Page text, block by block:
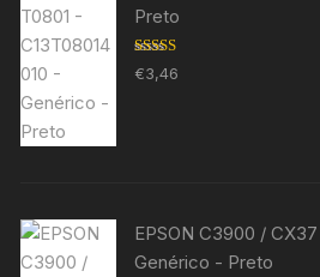
Preto
Avaliação
5.00 de 5
€3,46
EPSON C3900 /
Genérico - Preto